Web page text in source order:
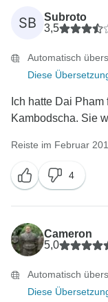
SB
Subroto
3,5
Automatisch
Diese
Ich hatte Dai
Kambodscha. Sie
Reiste im Februar
4
Cameron
5,0
Automatisch
Diese